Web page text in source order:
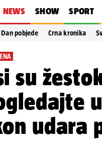
NEWS SHOW SPORT
Dan pobjede Crna kronika
su
udara